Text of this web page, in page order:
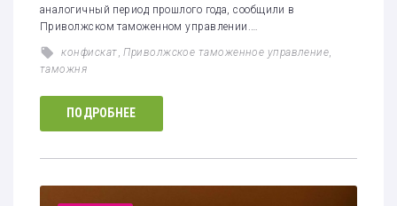
аналогичный период прошлого года, сообщили в
Приволжском таможенном управлении.…
конфискат,Приволжское таможенное управление,
таможня
ПОДРОБНЕЕ